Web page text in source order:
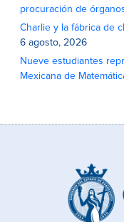
procuración de
Charlie y la fábrica de
6 agosto, 2026
Nueve estudiantes
Mexicana de